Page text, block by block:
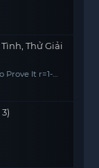
Thử Giải
Prove It r=1-